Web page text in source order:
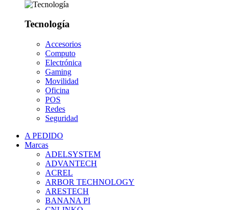
Tecnología
Accesorios
Computo
Electrónica
Gaming
Movilidad
Oficina
POS
Redes
Seguridad
A PEDIDO
Marcas
ADELSYSTEM
ADVANTECH
ACREL
ARBOR TECHNOLOGY
ARESTECH
BANANA PI